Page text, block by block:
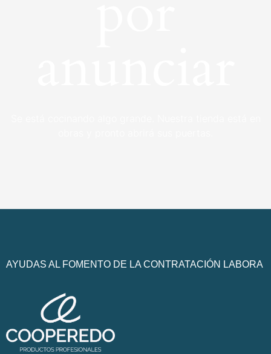
AYUDAS AL FOMENTO DE LA CONTRATACIÓN LABORA